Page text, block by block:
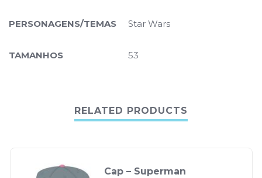
PERSONAGENS/TEMAS Star Wars
TAMANHOS 53
RELATED PRODUCTS
Cap – Superman